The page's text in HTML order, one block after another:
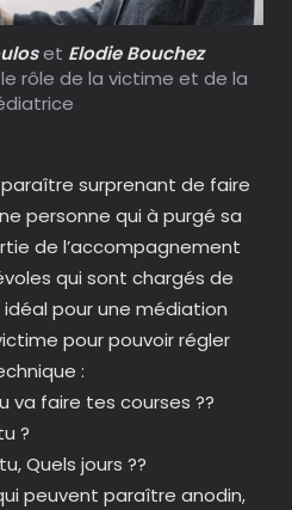
et Elodie Bouchez
rôle de la victime et de la
surprenant de faire
personne qui à purgé sa
de l’accompagnement
qui sont chargés de
pour une médiation
pour pouvoir régler
:
va faire tes courses ??
?
Quels jours ??
peuvent paraître anodin,